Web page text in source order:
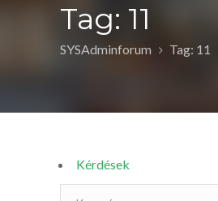
Tag: 11
SYSAdminforum Tag: 11
Kérdések